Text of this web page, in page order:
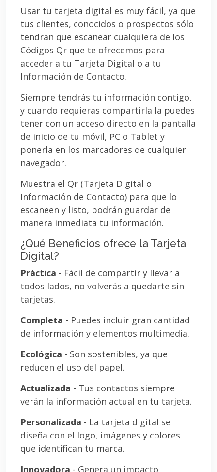
Usar tu tarjeta digital es muy fácil, ya que
tus clientes, conocidos o prospectos sólo
tendrán que escanear cualquiera de los
Códigos Qr que te ofrecemos para
acceder a tu Tarjeta Digital o a tu
Información de Contacto.
Siempre tendrás tu información contigo,
y cuando requieras compartirla la puedes
tener con un acceso directo en la pantalla
de inicio de tu móvil, PC o Tablet y
ponerla en los marcadores de cualquier
navegador.
Muestra el Qr (Tarjeta Digital o
Información de Contacto) para que lo
escaneen y listo, podrán guardar de
manera inmediata tu información.
¿Qué Beneficios ofrece la Tarjeta
Digital?
Práctica - Fácil de compartir y llevar a
todos lados, no volverás a quedarte sin
tarjetas.
Completa - Puedes incluir gran cantidad
de información y elementos multimedia.
Ecológica - Son sostenibles, ya que
reducen el uso del papel.
Actualizada - Tus contactos siempre
verán la información actual en tu tarjeta.
Personalizada - La tarjeta digital se
diseña con el logo, imágenes y colores
que identifican tu marca.
Innovadora - Genera un impacto